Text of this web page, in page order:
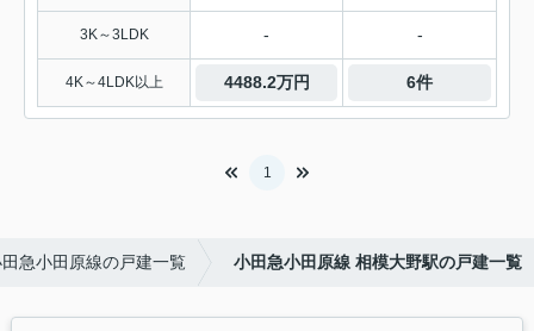
3K～3LDK - -
4K～4LDK以上 4488.2万円 6件
1
急小田原線の戸建一覧 小田急小田原線 相模大野駅の戸建一覧